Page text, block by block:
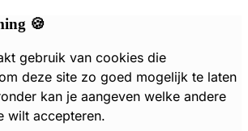
🍪
gebruik van cookies die
deze site zo goed mogelijk te laten
kan je aangeven welke andere
wilt accepteren.